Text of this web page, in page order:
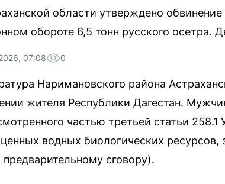
области утверждено
обороте 6,5 тонн русского
07:08 0
Наримановского района
жителя Республики Дагестан.
частью третьей статьи
водных биологических
сговору).